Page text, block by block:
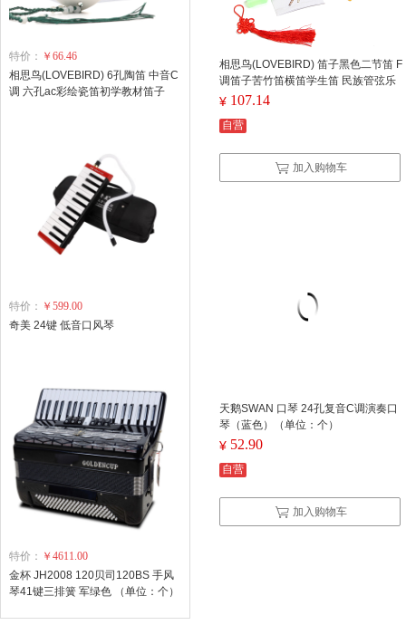
相思鸟(LOVEBIRD) 笛子黑色二节笛 F
调笛子苦竹笛横笛学生笛 民族管弦乐
器初学 XS1003（单位：个）
¥ 107.14
自营
加入购物车
天鹅SWAN 口琴 24孔复音C调演奏口
琴（蓝色）（单位：个）
¥ 52.90
自营
加入购物车
特价： ￥66.46
相思鸟(LOVEBIRD) 6孔陶笛 中音C
调 六孔ac彩绘瓷笛初学教材笛子
特价： ￥599.00
奇美 24键 低音口风琴
特价： ￥4611.00
金杯 JH2008 120贝司120BS 手风
琴41键三排簧 军绿色 （单位：个）